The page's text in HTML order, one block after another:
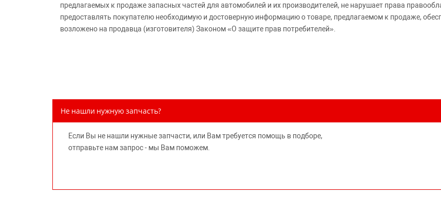
предлагаемых к продаже запасных частей для автомобилей и их производителей, не нарушает права
предоставлять покупателю необходимую и достоверную информацию о товаре, предлагаемом к продаже,
возложено на продавца (изготовителя) Законом «О защите прав потребителей».
Не нашли нужную запчасть?
Если Вы не нашли нужные запчасти, или Вам требуется помощь в подборе,
отправьте нам запрос - мы Вам поможем.